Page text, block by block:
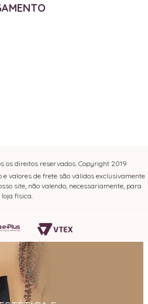
os direitos reservados. Copyright 2019
e valores de frete são válidos exclusivamente
site, não valendo, necessariamente, para
loja física.